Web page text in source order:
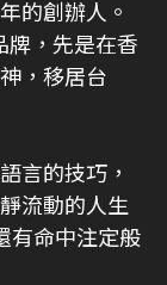
的創辦人。
，先是在香
，移居台
言的技巧，
流動的人生
有命中注定般